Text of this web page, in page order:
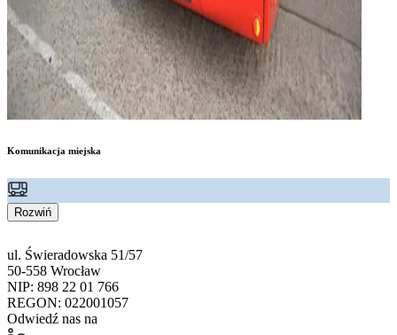
Komunikacja miejska
Rozwiń
ul. Świeradowska 51/57
50-558 Wrocław
NIP: 898 22 01 766
REGON: 022001057
Odwiedź nas na